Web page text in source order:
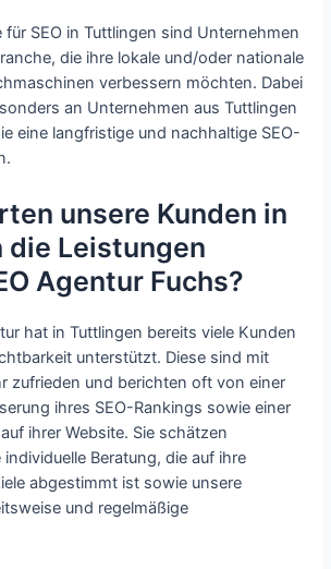
für SEO in Tuttlingen sind Unternehmen
die ihre lokale und/oder nationale
verbessern möchten. Dabei
an Unternehmen aus Tuttlingen
eine langfristige und nachhaltige SEO-
unsere Kunden in
Leistungen
Agentur Fuchs?
hat in Tuttlingen bereits viele Kunden
unterstützt. Diese sind mit
zufrieden und berichten oft von einer
ihres SEO-Rankings sowie einer
ihrer Website. Sie schätzen
Beratung, die auf ihre
abgestimmt ist sowie unsere
und regelmäßige